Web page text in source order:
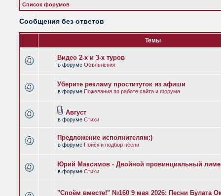
Список форумов
Сообщения без ответов
Темы
Видео 2-х и 3-х туров
в форуме Объявления
Уберите рекламу проституток из афиши
в форуме Пожелания по работе сайта и форума
Август
в форуме Стихи
Предложение исполнителям:)
в форуме Поиск и подбор песни
Юрий Максимов - Двойной провинциальный
в форуме Стихи
"Споём вместе!" №160 9 мая 2026: Песни Булата